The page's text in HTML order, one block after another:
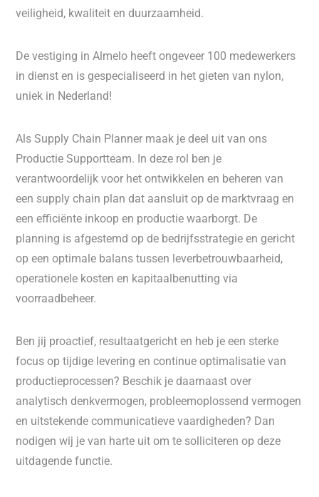
veiligheid, kwaliteit en duurzaamheid.
De vestiging in Almelo heeft ongeveer 100 medewerkers
in dienst en is gespecialiseerd in het gieten van nylon,
uniek in Nederland!
Als Supply Chain Planner maak je deel uit van ons
Productie Supportteam. In deze rol ben je
verantwoordelijk voor het ontwikkelen en beheren van
een supply chain plan dat aansluit op de marktvraag en
een efficiënte inkoop en productie waarborgt. De
planning is afgestemd op de bedrijfsstrategie en gericht
op een optimale balans tussen leverbetrouwbaarheid,
operationele kosten en kapitaalbenutting via
voorraadbeheer.
Ben jij proactief, resultaatgericht en heb je een sterke
focus op tijdige levering en continue optimalisatie van
productieprocessen? Beschik je daarnaast over
analytisch denkvermogen, probleemoplossend vermogen
en uitstekende communicatieve vaardigheden? Dan
nodigen wij je van harte uit om te solliciteren op deze
uitdagende functie.